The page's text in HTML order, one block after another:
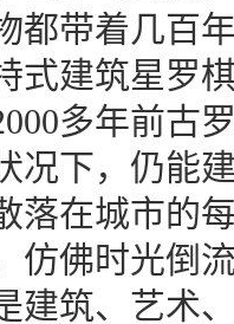
都带着几百
式建筑星罗
多年前古
况下，仍能
落在城市的
仿佛时光倒
建筑、艺术